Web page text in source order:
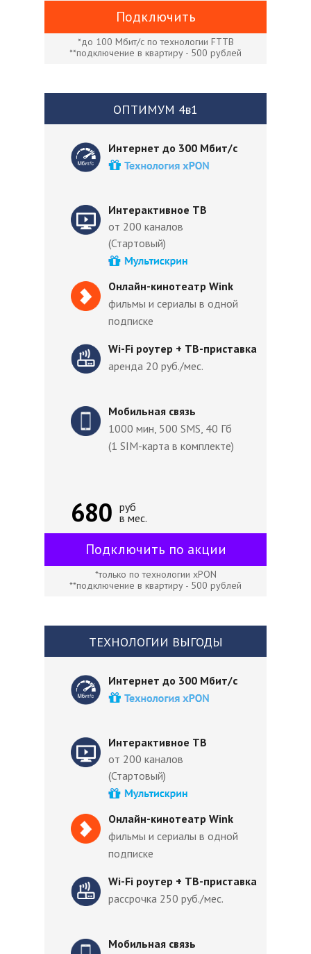
*до 100 Мбит/с по технологии FTTB
**подключение в квартиру - 500 рублей
Интерактивное ТВ
от 200 каналов
(Стартовый)
Подключить по акции
680
Wi-Fi роутер + ТВ-приставка
аренда 20 руб./мес.
Подключить
руб
в мес.
ТЕХНОЛОГИИ ВЫГОДЫ
Wi-Fi роутер + ТВ-приставка
рассрочка 250 руб./мес.
Онлайн-кинотеатр Wink
фильмы и сериалы в одной
подписке
Интернет до 300 Мбит/с
Мобильная связь
Онлайн-кинотеатр Wink
фильмы и сериалы в одной
подписке
Мобильная связь
1000 мин, 500 SMS, 40 Гб
(1 SIM-карта в комплекте)
Интернет до 300 Мбит/с
ОПТИМУМ 4в1
Интерактивное ТВ
от 200 каналов
(Стартовый)
*только по технологии xPON
**подключение в квартиру - 500 рублей